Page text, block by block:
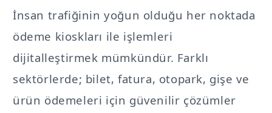
İnsan trafiğinin yoğun olduğu her noktada
ödeme kioskları ile işlemleri
dijitalleştirmek mümkündür. Farklı
sektörlerde; bilet, fatura, otopark, gişe ve
ürün ödemeleri için güvenilir çözümler